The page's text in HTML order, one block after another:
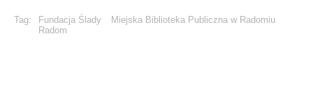
Tag: Fundacja Ślady
Miejska Biblioteka Publiczna w Radomiu
Radom